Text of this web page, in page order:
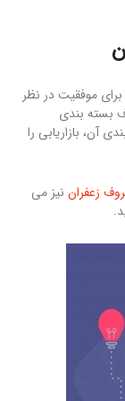
برای موفقیت در نظر
بسته بندی
آن، بازاریابی را
زعفران نیز می